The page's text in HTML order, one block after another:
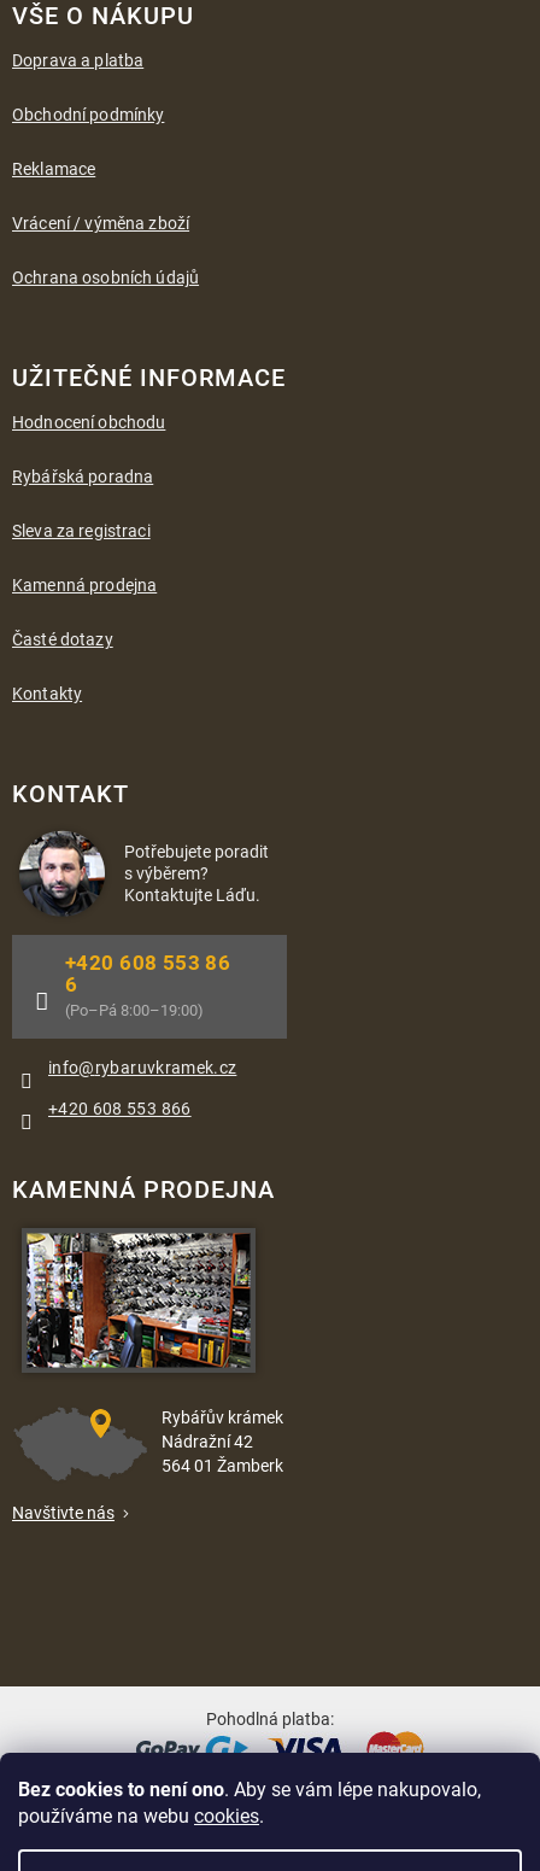
Bez cookies to není ono. Aby se vám lépe nakupovalo,
používáme na webu cookies.
VŠE O NÁKUPU
Doprava a platba
Obchodní podmínky
Reklamace
Vrácení / výměna zboží
Ochrana osobních údajů
UŽITEČNÉ INFORMACE
Hodnocení obchodu
Rybářská poradna
Sleva za registraci
Kamenná prodejna
Časté dotazy
Kontakty
KONTAKT
Potřebujete poradit
s výběrem?
Kontaktujte Láďu.
info@rybaruvkramek.cz
+420 608 553 86
6
(Po–Pá 8:00–19:00)
+420 608 553 866
KAMENNÁ PRODEJNA
Rybářův krámek
Nádražní 42
564 01 Žamberk
Navštivte nás
Pohodlná platba:
Oblíbené způsoby dopravy: